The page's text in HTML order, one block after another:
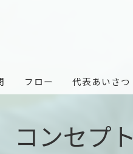
フロー 代表あいさつ
コンセプト